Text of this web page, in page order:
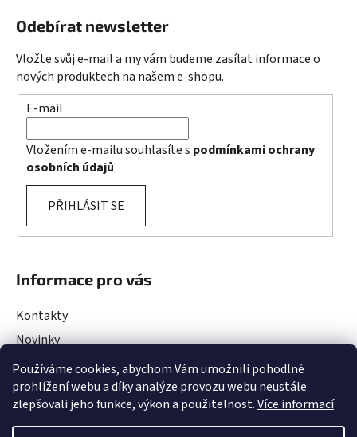
Používáme cookies, abychom Vám umožnili pohodlné
prohlížení webu a díky analýze provozu webu neustále
zlepšovali jeho funkce, výkon a použitelnost.Více informací
Odebírat newsletter
Vložte svůj e-mail a my vám budeme zasílat informace o
nových produktech na našem e-shopu.
E-mail
Vložením e-mailu souhlasíte s podmínkami ochrany
osobních údajů
PŘIHLÁSIT SE
Informace pro vás
Kontakty
Novinky
Rady a Tipy
Obchodní podmínky
Podmínky ochrany osobních údajů